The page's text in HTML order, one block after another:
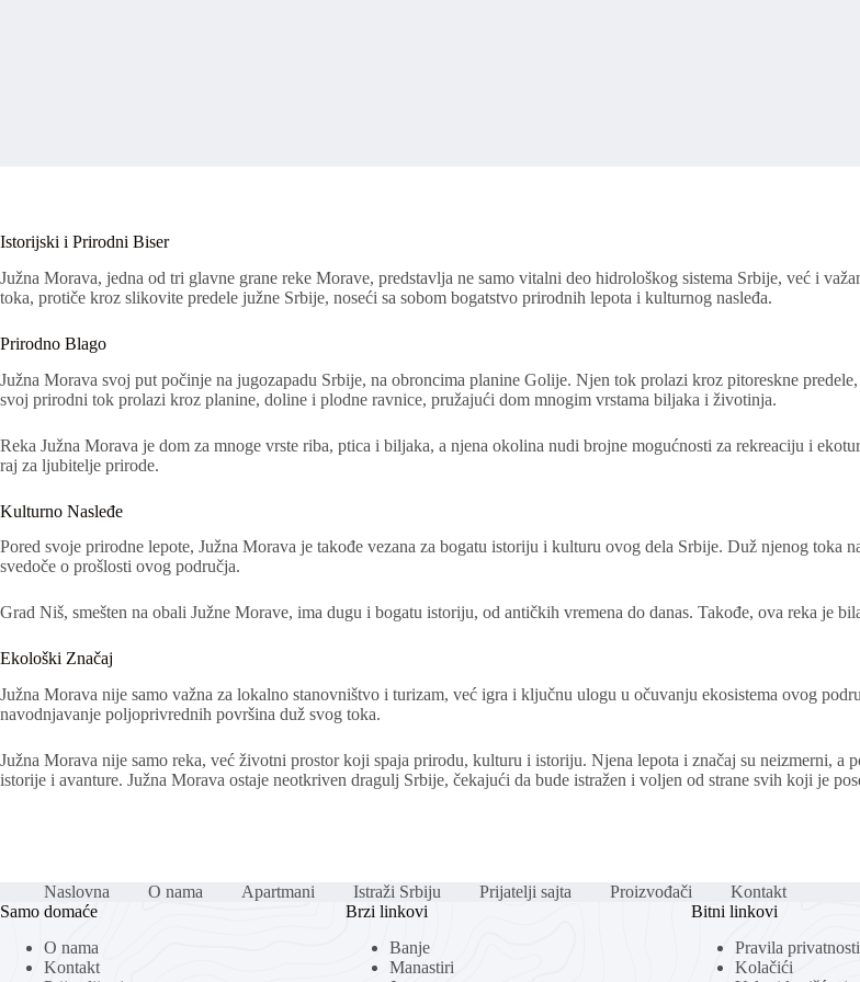
Istorijski i Prirodni Biser
Južna Morava, jedna od tri glavne grane reke Morave, predstavlja ne samo vitalni deo hidrološkog sistema Srbije, već i
toka, protiče kroz slikovite predele južne Srbije, noseći sa sobom bogatstvo prirodnih lepota i kulturnog nasleđa.
Prirodno Blago
Južna Morava svoj put počinje na jugozapadu Srbije, na obroncima planine Golije. Njen tok prolazi kroz pitoreskne
svoj prirodni tok prolazi kroz planine, doline i plodne ravnice, pružajući dom mnogim vrstama biljaka i životinja.
Reka Južna Morava je dom za mnoge vrste riba, ptica i biljaka, a njena okolina nudi brojne mogućnosti za rekreaciju i
raj za ljubitelje prirode.
Kulturno Nasleđe
Pored svoje prirodne lepote, Južna Morava je takođe vezana za bogatu istoriju i kulturu ovog dela Srbije. Duž njenog
svedoče o prošlosti ovog područja.
Grad Niš, smešten na obali Južne Morave, ima dugu i bogatu istoriju, od antičkih vremena do danas. Takođe, ova reka je
Ekološki Značaj
Južna Morava nije samo važna za lokalno stanovništvo i turizam, već igra i ključnu ulogu u očuvanju ekosistema ovog
navodnjavanje poljoprivrednih površina duž svog toka.
Južna Morava nije samo reka, već životni prostor koji spaja prirodu, kulturu i istoriju. Njena lepota i značaj su neizmerni,
istorije i avanture. Južna Morava ostaje neotkriven dragulj Srbije, čekajući da bude istražen i voljen od strane svih koji je
Naslovna O nama Apartmani Istraži Srbiju Prijatelji sajta Proizvođači
Kontakt
Samo domaće
O nama
Kontakt
Brzi linkovi
Banje
Manastiri
Bitni linkovi
Pravila privatnosti
Kolačići